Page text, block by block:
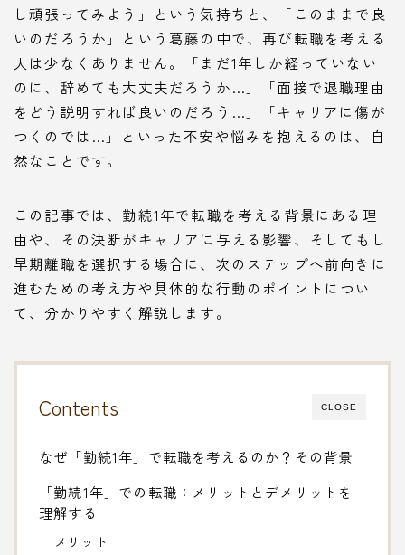
し頑張ってみよう」という気持ちと、「このままで良
いのだろうか」という葛藤の中で、再び転職を考える
人は少なくありません。「まだ1年しか経っていない
のに、辞めても大丈夫だろうか…」「面接で退職理由
をどう説明すれば良いのだろう…」「キャリアに傷が
つくのでは…」といった不安や悩みを抱えるのは、自
然なことです。
この記事では、勤続1年で転職を考える背景にある理
由や、その決断がキャリアに与える影響、そしてもし
早期離職を選択する場合に、次のステップへ前向きに
進むための考え方や具体的な行動のポイントについ
て、分かりやすく解説します。
CLOSE
Contents
なぜ「勤続1年」で転職を考えるのか？その背景
「勤続1年」での転職：メリットとデメリットを
理解する
メリット